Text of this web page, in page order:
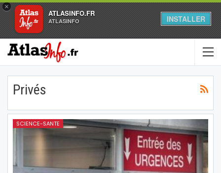
×
ATLASINFO.FR
ATLASINFO INSTALLER
Privés
SCIENCE-SANTE